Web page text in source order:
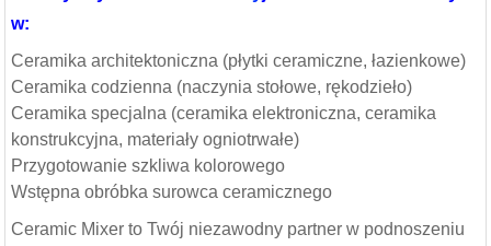
w:
Ceramika architektoniczna (płytki ceramiczne, łazienkowe)
Ceramika codzienna (naczynia stołowe, rękodzieło)
Ceramika specjalna (ceramika elektroniczna, ceramika
konstrukcyjna, materiały ogniotrwałe)
Przygotowanie szkliwa kolorowego
Wstępna obróbka surowca ceramicznego
Ceramic Mixer to Twój niezawodny partner w podnoszeniu